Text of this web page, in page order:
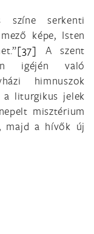
színe serkenti
képe, Isten
[37] A szent
igéjén való
himnuszok
a liturgikus jelek
misztérium
majd a hívők új